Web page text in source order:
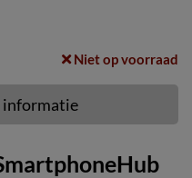
Niet op voorraad
informatie